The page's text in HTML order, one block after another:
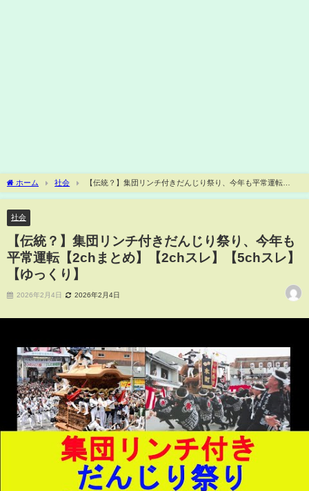
ホーム 社会
【伝統？】集団リンチ付きだんじり祭り、今年も平常運転
【2chまとめ】【2chスレ】【5chスレ】【ゆっくり】
社会
【伝統？】集団リンチ付きだんじり祭り、今年も
平常運転【2chまとめ】【2chスレ】【5chスレ】
【ゆっくり】
2026年2月4日 2026年2月4日